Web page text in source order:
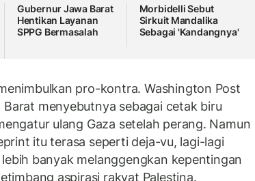
Gubernur Jawa Barat
Hentikan Layanan
SPPG Bermasalah
Morbidelli Sebut
Sirkuit Mandalika
Sebagai 'Kandangnya'
pro-kontra. Washington Post
Barat menyebutnya sebagai cetak biru
ulang Gaza setelah perang. Namun
itu terasa seperti deja-vu, lagi-lagi
banyak melanggengkan kepentingan
aspirasi rakyat Palestina.